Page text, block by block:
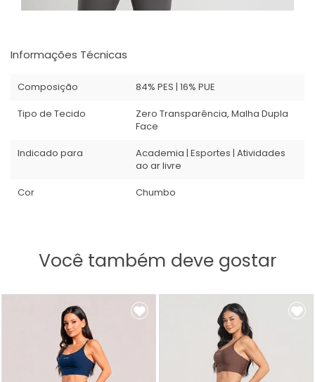
Informações Técnicas
Composição
84% PES | 16% PUE
Tipo de Tecido
Zero Transparência, Malha Dupla
Face
Indicado para
Academia | Esportes | Atividades
ao ar livre
Cor
Chumbo
Você também deve gostar